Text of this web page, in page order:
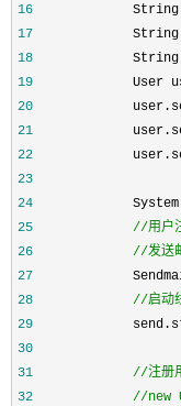
16
17
18
19
User
20
21
22
23
24
25
//
26
//发送
27
28
//启动
29
30
31
//
32
//